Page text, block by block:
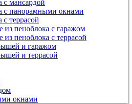
с мансардой
с панорамными окнами
с террасой
из пеноблока с гаражом
пеноблока с террасой
и гаражом
и террасой
окнами